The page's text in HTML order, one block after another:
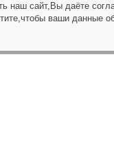
наш сайт,Вы даёте
ваши данные